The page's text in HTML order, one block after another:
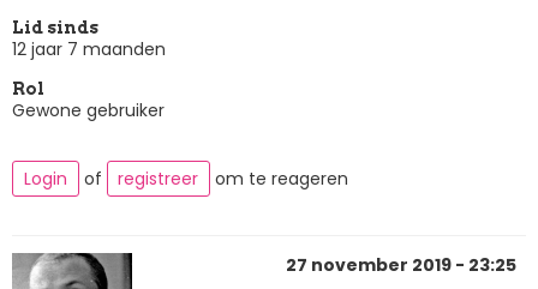
Lid sinds
12 jaar 7 maanden
Rol
Gewone gebruiker
Login of registreer om te reageren
27 november 2019 - 23:25